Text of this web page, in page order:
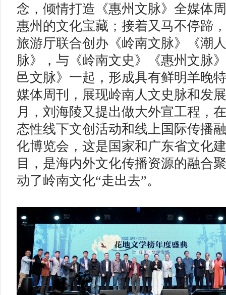
念，倾情打造《惠州文脉》全媒体
惠州的文化宝藏；接着又马不停蹄
旅游厅联合创办《岭南文脉》《潮
脉》，与《岭南文史》《惠州文脉
邑文脉》一起，形成具有鲜明羊晚
媒体周刊，展现岭南人文史脉和发
月，刘海陵又提出做大外宣工程，
态性线下文创活动和线上国际传播
化博览会，这是国家和广东省文化
目，是海内外文化传播资源的融合
动了岭南文化“走出去”。